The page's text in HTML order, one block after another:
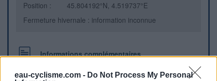
eau-cyclisme.com - Do Not Process My Personal
Position :
45.804192°N, 4.519737°E
Fermeture hivernale : information inconnue
Informations complémentaires
Une borne se trouve sur la rue derrière la mairie, en plein